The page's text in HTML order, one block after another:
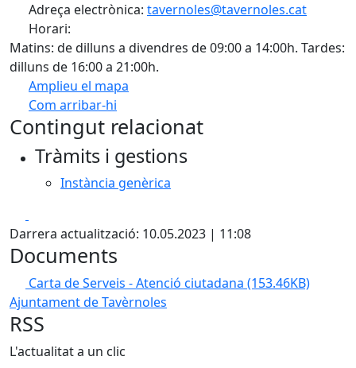
Adreça electrònica: tavernoles@tavernoles.cat
Horari:
Matins: de dilluns a divendres de 09:00 a 14:00h. Tardes:
dilluns de 16:00 a 21:00h.
Amplieu el mapa
Com arribar-hi
+
Contingut relacionat
Tràmits i gestions
Instància genèrica
Darrera actualització: 10.05.2023 | 11:08
Documents
Carta de Serveis - Atenció ciutadana (153.46KB)
Ajuntament de Tavèrnoles
RSS
L'actualitat a un clic